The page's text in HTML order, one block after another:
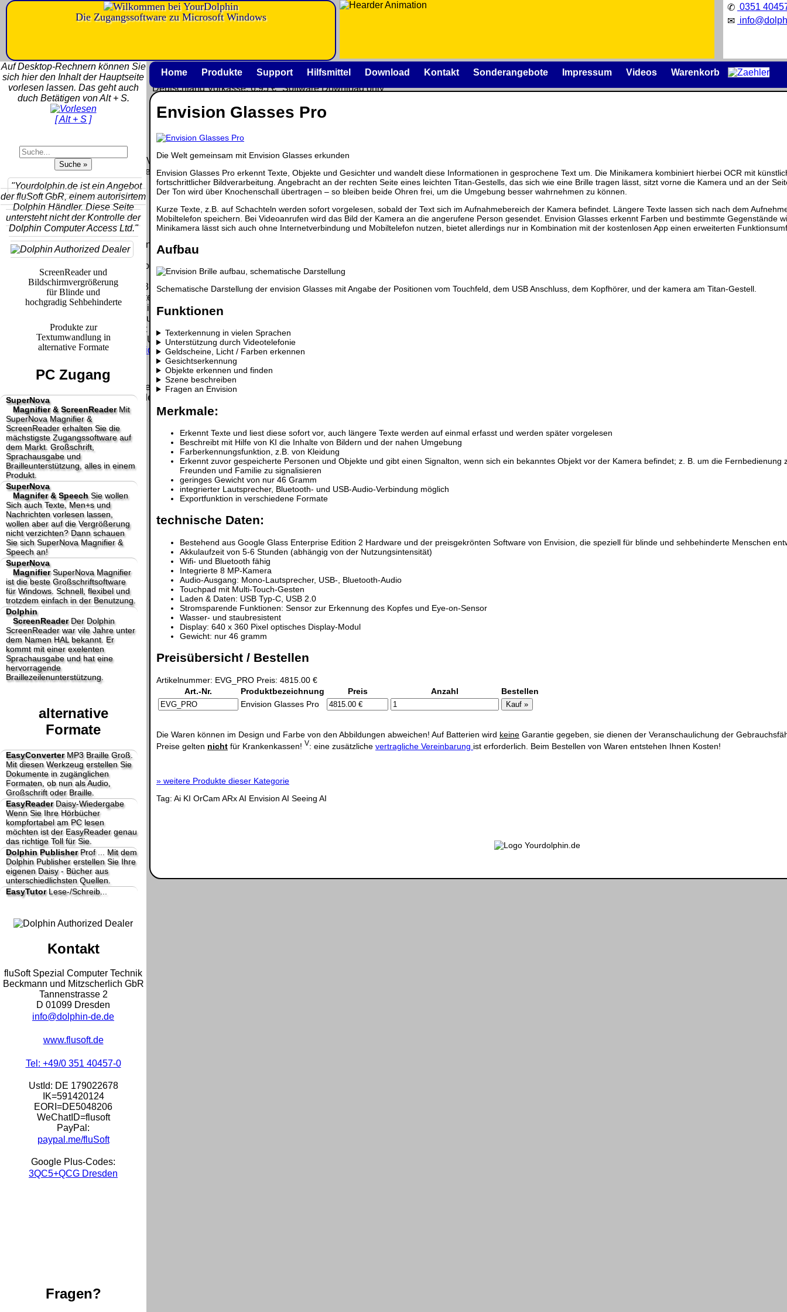
Envision Glasses Pro
Die Welt gemeinsam mit Envision Glasses erkunden
Envision Glasses Pro erkennt Texte, Objekte und Gesichter und wandelt diese Informationen in gesprochene Text um. Die Minikamera kombiniert hierbei OCR mit
fortschrittlicher Bildverarbeitung. Angebracht an der rechten Seite eines leichten Titan-Gestells, das sich wie eine Brille tragen lässt, sitzt vorne die Kamera und an der
Der Ton wird über Knochenschall übertragen – so bleiben beide Ohren frei, um die Umgebung besser wahrnehmen zu können.
Kurze Texte, z.B. auf Schachteln werden sofort vorgelesen, sobald der Text sich im Aufnahmebereich der Kamera befindet. Längere Texte lassen sich nach dem
Mobiltelefon speichern. Bei Videoanrufen wird das Bild der Kamera an die angerufene Person gesendet. Envision Glasses erkennt Farben und bestimmte Gegenstände
Minikamera lässt sich auch ohne Internetverbindung und Mobiltelefon nutzen, bietet allerdings nur in Kombination mit der kostenlosen App einen erweiterten
Aufbau
Schematische Darstellung der envision Glasses mit Angabe der Positionen vom Touchfeld, dem USB Anschluss, dem Kopfhörer, und der kamera am Titan-Gestell.
Funktionen
Texterkennung in vielen Sprachen
Unterstützung durch Videotelefonie
Geldscheine, Licht / Farben erkennen
Gesichtserkennung
Objekte erkennen und finden
Szene beschreiben
Fragen an Envision
Merkmale:
Erkennt Texte und liest diese sofort vor, auch längere Texte werden auf einmal erfasst und werden später vorgelesen
Beschreibt mit Hilfe von KI die Inhalte von Bildern und der nahen Umgebung
Farberkennungsfunktion, z.B. von Kleidung
Erkennt zuvor gespeicherte Personen und Objekte und gibt einen Signalton, wenn sich ein bekanntes Objekt vor der Kamera befindet; z. B. um die Fernbedienung
Freunden und Familie zu signalisieren
geringes Gewicht von nur 46 Gramm
integrierter Lautsprecher, Bluetooth- und USB-Audio-Verbindung möglich
Exportfunktion in verschiedene Formate
technische Daten:
Bestehend aus Google Glass Enterprise Edition 2 Hardware und der preisgekrönten Software von Envision, die speziell für blinde und sehbehinderte Menschen
Akkulaufzeit von 5-6 Stunden (abhängig von der Nutzungsintensität)
Wifi- und Bluetooth fähig
Integrierte 8 MP-Kamera
Audio-Ausgang: Mono-Lautsprecher, USB-, Bluetooth-Audio
Touchpad mit Multi-Touch-Gesten
Laden & Daten: USB Typ-C, USB 2.0
Stromsparende Funktionen: Sensor zur Erkennung des Kopfes und Eye-on-Sensor
Wasser- und staubresistent
Display: 640 x 360 Pixel optisches Display-Modul
Gewicht: nur 46 gramm
Preisübersicht / Bestellen
Artikelnummer: EVG_PRO Preis: 4815.00 €
Art.-Nr.
Produktbezeichnung Preis Anzahl
Bestellen
Envision Glasses Pro
Die Waren können im Design und Farbe von den Abbildungen abweichen! Auf Batterien wird keine Garantie gegeben, sie dienen der Veranschaulichung der
Preise gelten nicht für Krankenkassen! V: eine zusätzliche vertragliche Vereinbarung ist erforderlich. Beim Bestellen von Waren entstehen Ihnen Kosten!
» weitere Produkte dieser Kategorie
Tag: Ai KI OrCam ARx AI Envision AI Seeing AI
Home Produkte Support Hilfsmittel Download Kontakt Sonderangebote Impressum Videos Warenkorb
Auf Desktop-Rechnern können Sie
sich hier den Inhalt der Hauptseite
vorlesen lassen. Das geht auch
duch Betätigen von Alt + S.
[ Alt + S ]
"Yourdolphin.de ist ein Angebot
der fluSoft GbR, einem autorisirtem
Dolphin Händler. Diese Seite
untersteht nicht der Kontrolle der
Dolphin Computer Access Ltd."
ScreenReader und
Bildschirmvergrößerung
für Blinde und
hochgradig Sehbehinderte
Produkte zur
Textumwandlung in
alternative Formate
PC Zugang
SuperNova
Magnifier & ScreenReaderMit
SuperNova Magnifier &
ScreenReader erhalten Sie die
mächstigste Zugangssoftware auf
dem Markt. Großschrift,
Sprachausgabe und
Brailleunterstützung, alles in einem
Produkt.
SuperNova
Magnifer & SpeechSie wollen
Sich auch Texte, Men+s und
Nachrichten vorlesen lassen,
wollen aber auf die Vergrößerung
nicht verzichten? Dann schauen
Sie sich SuperNova Magnifier &
Speech an!
SuperNova
MagnifierSuperNova Magnifier
ist die beste Großschriftsoftware
für Windows. Schnell, flexibel und
trotzdem einfach in der Benutzung.
Dolphin
ScreenReaderDer Dolphin
ScreenReader war vile Jahre unter
dem Namen HAL bekannt. Er
kommt mit einer exelenten
Sprachausgabe und hat eine
hervorragende
Braillezeilenunterstützung.
alternative
Formate
EasyConverterMP3 Braille Groß.
Mit diesen Werkzeug erstellen Sie
Dokumente in zugänglichen
Formaten, ob nun als Audio,
Großschrift oder Braille.
EasyReaderDaisy-Wiedergabe
Wenn Sie Ihre Hörbücher
kompfortabel am PC lesen
möchten ist der EasyReader genau
das richtige Toll für Sie.
Dolphin PublisherProf ...
Mit dem
Dolphin Publisher erstellen Sie Ihre
eigenen Daisy - Bücher aus
unterschiedlichsten Quellen.
EasyTutorLese-/Schreib...
Kontakt
fluSoft Spezial Computer Technik
Beckmann und Mitzscherlich GbR
Tannenstrasse 2
D 01099 Dresden
info@dolphin-de.de
www.flusoft.de
Tel: +49/0 351 40457-0
UstId: DE 179022678
IK=591420124
EORI=DE5048206
WeChatID=flusoft
PayPal:
paypal.me/fluSoft
Google Plus-Codes:
3QC5+QCG Dresden
Fragen?
Die Zugangssoftware zu Microsoft Windows
✆ 0351
✉
Deutschland Nachnahme:
8.95 €
Deutschland Vorkasse: 6.95 €
Deutschland PayPal: 6.95 €
EU (inkl. Schweiz) Vorkasse:
20.00 €
20.00 €
Der Versand erfolgt als versichertes
Paket.
Selbstabholung vom Büro
€
Software Download only
Deutschland Vorkasse: 0.00 €
Deutschland PayPal: 0.00 €
Bei dieser Versandart erhalten Sie per Email z.B. einen Lizenzschlüssel und die
Rechnung / Lieferschein. Sie erhalten alsokeinen Datenträger.
Die in diesem Dokument genannten Warenzeichen sind Eigentum der jeweiligen Firmen. Preisänderungen, Irrtümer und technische Änderungen
vorbehalten.
letzte Änderung: 8. Juni 2026 fluSoft Spezial Computer Technik,
Mit einem Urteil vom 12.05.1998 - 312 O 85/98 - Haftung für Links hat das Landgericht Hamburg entschieden, dass man durch die Anbringung eines
Links, die Inhalte der gelinkten Seite ggf. mit zu verantworten hat. Dieses kann nur dadurch verhindert werden, dass man sich ausdrücklich von diesen
Inhalten distanziert. Hiermit distanzieren wir uns ausdrücklich von allen Inhalten, aller gelinkten Seiten auf unserer Homepage und machen uns diese
Inhalte nicht zu eigen. Diese Erklärung gilt für alle auf unserer Homepage angebrachten Links.
Die Europäische Kommission stellt eine Plattform zur Online-Streitbeilegung (OS) bereit. Die Plattform finden Sie unter
http://ec.europa.eu/consumers/odr/
Unsere E-Mailadresse lautet:info@dolphin-de.de
Seitenanfang Impressum Widerruf Datenschutz Urheberrechte Kontakt
Wir sind Ausbildungsbetrieb
[ 27794 ]
[ 08.06.2026 15:08:34 ]
Diese Website nutzt Cookies, um bestmögliche Funktionalität bieten zu können.
This website uses cookies to provide the best possible functionality.
Ok, verstanden Mehr Infos